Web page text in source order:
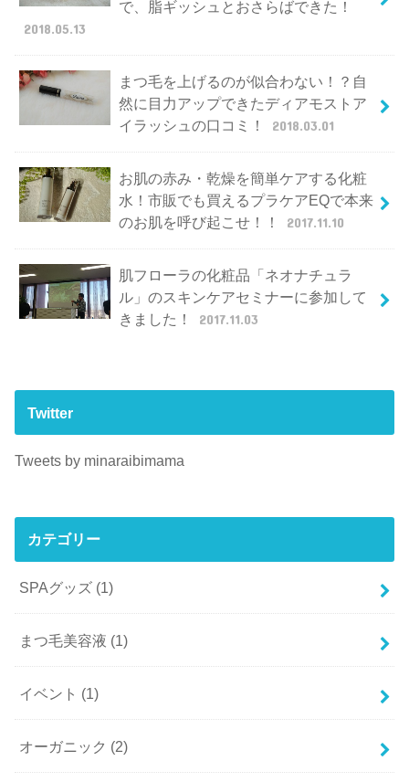
で、脂ギッシュとおさらばできた！
2018.05.13
まつ毛を上げるのが似合わない！？自
然に目力アップできたディアモストア
イラッシュの口コミ！
2018.03.01
お肌の赤み・乾燥を簡単ケアする化粧
水！市販でも買えるプラケアEQで本来
のお肌を呼び起こせ！！
2017.11.10
肌フローラの化粧品「ネオナチュラ
ル」のスキンケアセミナーに参加して
きました！
2017.11.03
Twitter
Tweets by minaraibimama
カテゴリー
SPAグッズ (1)
まつ毛美容液 (1)
イベント (1)
オーガニック (2)